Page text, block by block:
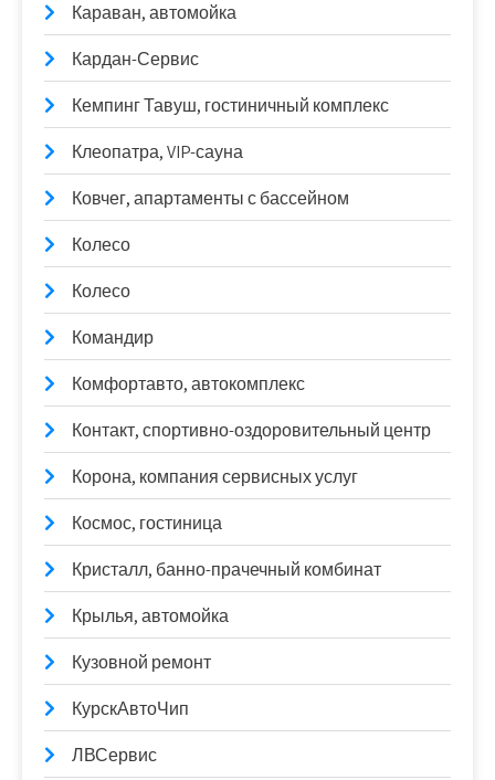
Караван, автомойка
Кардан-Сервис
Кемпинг Тавуш, гостиничный комплекс
Клеопатра, VIP-сауна
Ковчег, апартаменты с бассейном
Колесо
Колесо
Командир
Комфортавто, автокомплекс
Контакт, спортивно-оздоровительный центр
Корона, компания сервисных услуг
Космос, гостиница
Кристалл, банно-прачечный комбинат
Крылья, автомойка
Кузовной ремонт
КурскАвтоЧип
ЛВСервис